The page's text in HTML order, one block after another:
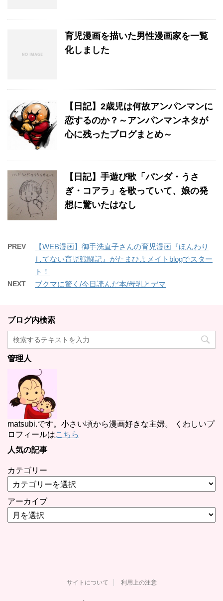
育児漫画を描いた男性漫画家を一覧
化しました
【日記】2歳児は何故アンパンマンに
恋するのか？～アンパンマンネタが
心に残ったブログまとめ～
【日記】手遊び歌「パンダ・うさ
ぎ・コアラ」を歌っていて、娘の発
想に驚いたはなし
PREV
【WEB漫画】御手洗直子さんの育児漫画『ほんわり
してない育児戦闘記』がたまひよメイトblogでスター
ト！
NEXT ブクマに驚く/今日読んだ本/母乳とデマ
ブログ内検索
管理人
matsubi.です。小さい頃から漫画好きな主婦。 くわしいプ
ロフィールはこちら
人気の記事
カテゴリー
アーカイブ
サイトについて 利用上の注意